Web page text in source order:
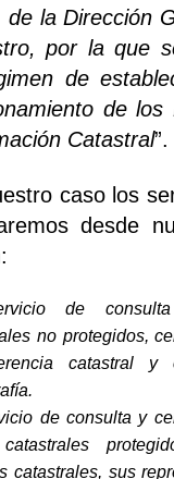
de la Dirección
por la que
de
de los
Catastral”.
caso los
desde
de
no protegidos,
catastral y
de consulta y
catastrales, sus